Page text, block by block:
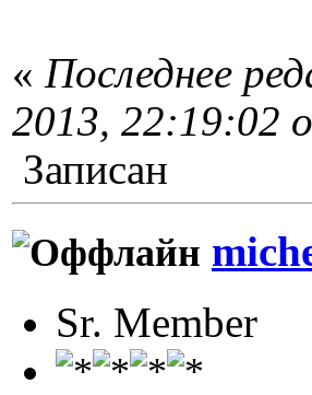
« Последнее
2013, 22:19:02
Записан
Sr. Member